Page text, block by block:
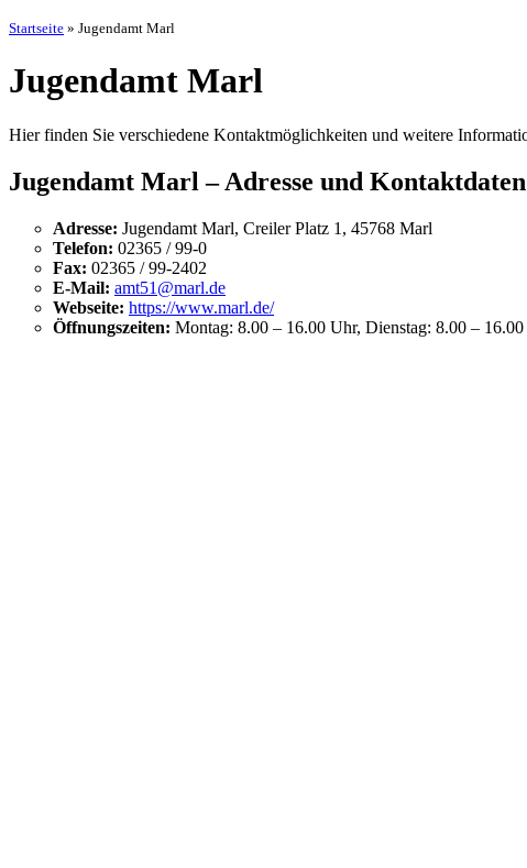
Startseite » Jugendamt Marl
Jugendamt Marl
Hier finden Sie verschiedene Kontaktmöglichkeiten und weitere
Jugendamt Marl – Adresse und Kontaktdaten
Adresse: Jugendamt Marl, Creiler Platz 1, 45768 Marl
Telefon: 02365 / 99-0
Fax: 02365 / 99-2402
E-Mail: amt51@marl.de
Webseite: https://www.marl.de/
Öffnungszeiten: Montag: 8.00 – 16.00 Uhr, Dienstag: 8.00 –